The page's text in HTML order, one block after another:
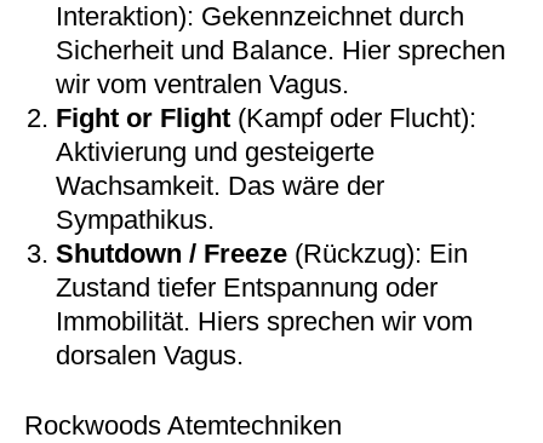
Interaktion): Gekennzeichnet durch
Sicherheit und Balance. Hier sprechen
wir vom ventralen Vagus.
Fight or Flight(Kampf oder Flucht):
Aktivierung und gesteigerte
Wachsamkeit. Das wäre der
Sympathikus.
Shutdown / Freeze(Rückzug): Ein
Zustand tiefer Entspannung oder
Immobilität. Hiers sprechen wir vom
dorsalen Vagus.
Rockwoods Atemtechniken